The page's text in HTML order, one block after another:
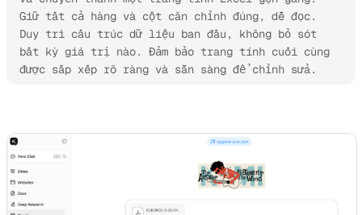
Giữ tất cả hàng và cột căn chỉnh đúng, dễ đọc.
Duy trì cấu trúc dữ liệu ban đầu, không bỏ sót
bất kỳ giá trị nào. Đảm bảo trang tính cuối cùng
được sắp xếp rõ ràng và sẵn sàng để chỉnh sửa.